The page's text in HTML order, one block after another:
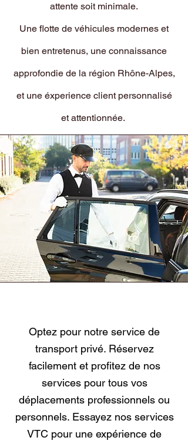
attente soit minimale.
Une flotte de véhicules modernes et
bien entretenus, une connaissance
approfondie de la région Rhône-Alpes,
et une éxperience client personnalisé
et attentionnée.
Optez pour notre service de
transport privé. Réservez
facilement et profitez de nos
services pour tous vos
déplacements professionnels ou
personnels. Essayez nos services
VTC pour une expérience de